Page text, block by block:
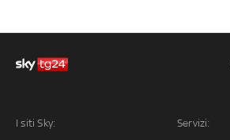
I siti Sky: Servizi: